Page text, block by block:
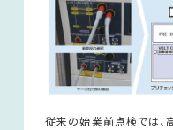
従来の始業前点検では、